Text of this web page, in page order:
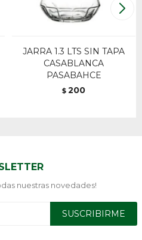
JARRA 1.3 LTS SIN TAPA
CASABLANCA
PASABAHCE
$ 200
nuestras novedades!
SUSCRIBIRME